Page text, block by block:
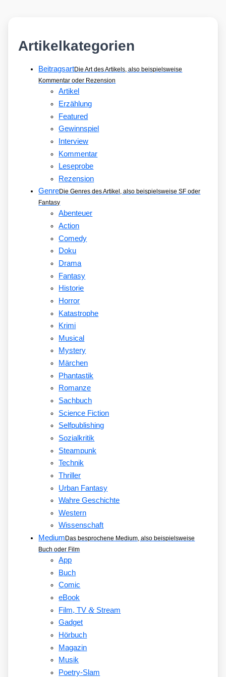
Artikelkategorien
BeitragsartDie Art des Artikels, also beispielsweise
Kommentar oder Rezension
Artikel
Erzählung
Featured
Gewinnspiel
Interview
Kommentar
Leseprobe
Rezension
GenreDie Genres des Artikel, also beispielsweise SF oder
Fantasy
Abenteuer
Action
Comedy
Doku
Drama
Fantasy
Historie
Horror
Katastrophe
Krimi
Musical
Mystery
Märchen
Phantastik
Romanze
Sachbuch
Science Fiction
Selfpublishing
Sozialkritik
Steampunk
Technik
Thriller
Urban Fantasy
Wahre Geschichte
Western
Wissenschaft
Medium Das besprochene Medium, also beispielsweise
Buch oder Film
App
Buch
Comic
eBook
Film, TV&Stream
Gadget
Hörbuch
Magazin
Musik
Poetry-Slam